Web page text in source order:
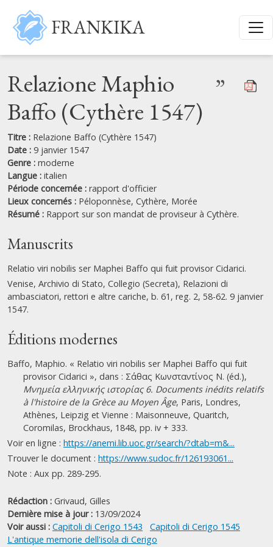
Aller au contenu principal
FRANKIKA
Relazione Maphio
Baffo (Cythère 1547)
”
Titre : Relazione Baffo (Cythère 1547)
Date : 9 janvier 1547
Genre : moderne
Langue : italien
Période concernée : rapport d'officier
Lieux concernés : Péloponnèse, Cythère, Morée
Résumé : Rapport sur son mandat de proviseur à Cythère.
Manuscrits
Relatio viri nobilis ser Maphei Baffo qui fuit provisor Cidarici.
Venise, Archivio di Stato, Collegio (Secreta), Relazioni di
ambasciatori, rettori e altre cariche, b. 61, reg. 2, 58-62. 9 janvier
1547.
Éditions modernes
Baffo, Maphio. « Relatio viri nobilis ser Maphei Baffo qui fuit
provisor Cidarici », dans : Σάθας Κωνσταντίνος Ν. (éd.),
Μνημεία ελληνικής ιστορίας 6. Documents inédits relatifs
à l'histoire de la Grèce au Moyen Âge, Paris, Londres,
Athènes, Leipzig et Vienne : Maisonneuve, Quaritch,
Coromilas, Brockhaus, 1848, pp. iv + 333.
Voir en ligne : https://anemi.lib.uoc.gr/search/?dtab=m&...
Trouver le document : https://www.sudoc.fr/126193061...
Note : Aux pp. 289-295.
Rédaction : Grivaud, Gilles
Dernière mise à jour : 13/09/2024
Voir aussi : Capitoli di Cerigo 1543
Capitoli di Cerigo 1545
L'antique memorie dell'isola di Cerigo